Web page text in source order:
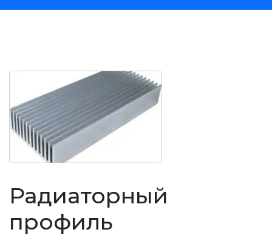
Радиаторный
профиль